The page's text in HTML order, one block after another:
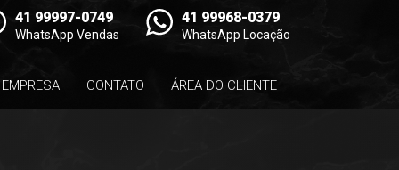
41 99997-0749
WhatsApp Vendas
41 99968-0379
WhatsApp Locação
EMPRESA CONTATO ÁREA DO CLIENTE